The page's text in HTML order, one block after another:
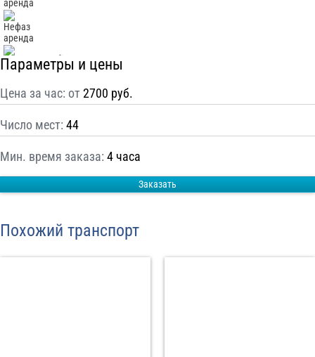
Параметры и цены
Цена за час: от2700 руб.
Число мест: 44
Мин. время заказа: 4 часа
Заказать
Похожий транспорт